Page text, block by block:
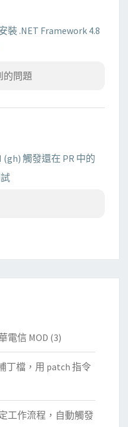
裝 .NET Framework 4.8
的問題
觸發還在 PR 中的
電信 MOD (3)
丁檔，用 patch 指令
工作流程，自動觸發